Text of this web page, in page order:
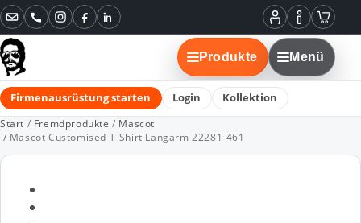
Mein
Konto
Informationen
Instagram
FacebookLinkedIn
Produkte Menü
Firmenausrüstung starten Login Kollektion
Start / Fremdprodukte / Mascot
/ Mascot Customised T-Shirt Langarm 22281-461